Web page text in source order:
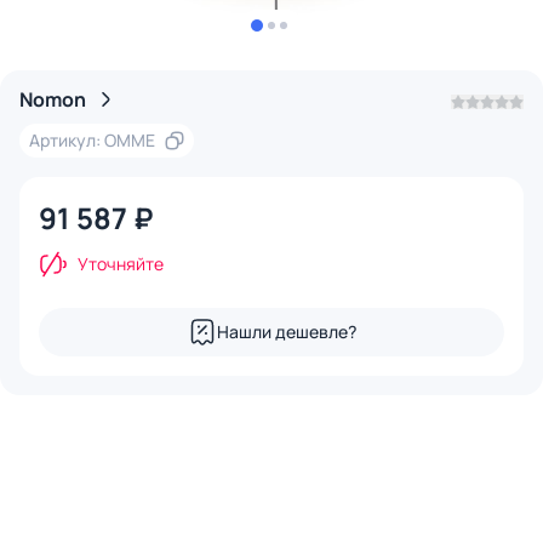
Nomon
Артикул: OMME
91 587 ₽
Уточняйте
Нашли дешевле?